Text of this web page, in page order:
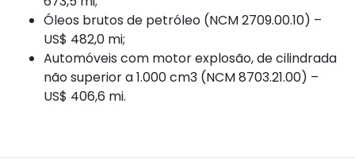
Óleos brutos de petróleo (NCM 2709.00.10) –
US$ 482,0 mi;
Automóveis com motor explosão, de cilindrada
não superior a 1.000 cm3 (NCM 8703.21.00) –
US$ 406,6 mi.